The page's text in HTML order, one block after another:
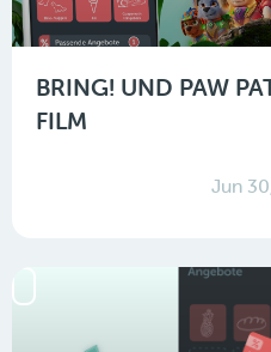
BRING! UND PAW
FILM
Jun